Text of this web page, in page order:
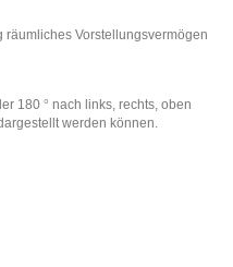
räumliches Vorstellungsvermögen
180 ° nach links, rechts, oben
werden können.